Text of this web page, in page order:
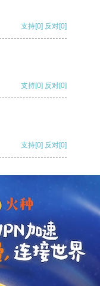
支持[0] 反对[0]
支持[0] 反对[0]
支持[0] 反对[0]
支持
用担心了。
支持 [0] 反对